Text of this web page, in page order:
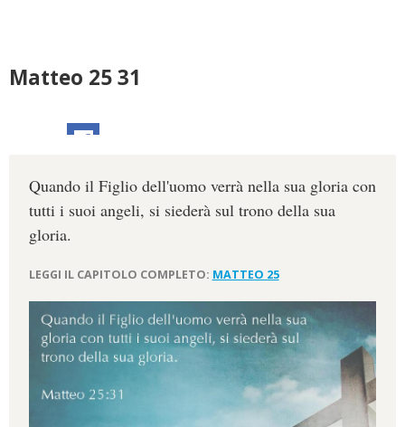
Matteo 25 31
Quando il Figlio dell'uomo verrà nella sua gloria con
tutti i suoi angeli, si siederà sul trono della sua
gloria.
LEGGI IL CAPITOLO COMPLETO: MATTEO 25